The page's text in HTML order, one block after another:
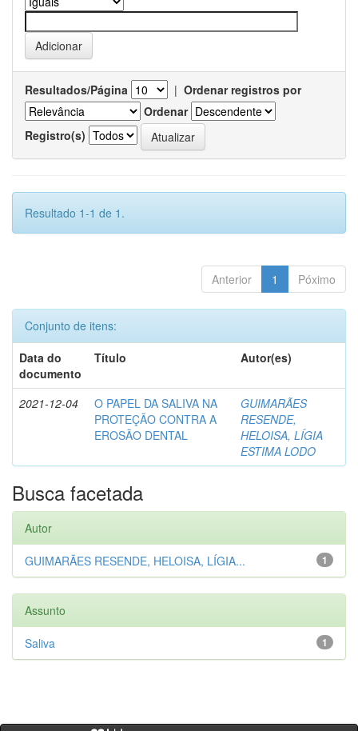
Resultados/Página | Ordenar registros por
Ordenar
Registro(s)
Resultado 1-1 de 1.
Anterior 1 Póximo
Conjunto de itens:
Data do
documento
Título Autor(es)
2021-12-04
O PAPEL DA SALIVA NA
PROTEÇÃO CONTRA A
EROSÃO DENTAL
GUIMARÃES
RESENDE,
HELOISA, LÍGIA
ESTIMA LODO
Busca facetada
Autor
1
GUIMARÃES RESENDE, HELOISA, LÍGIA...
Assunto
1
Saliva